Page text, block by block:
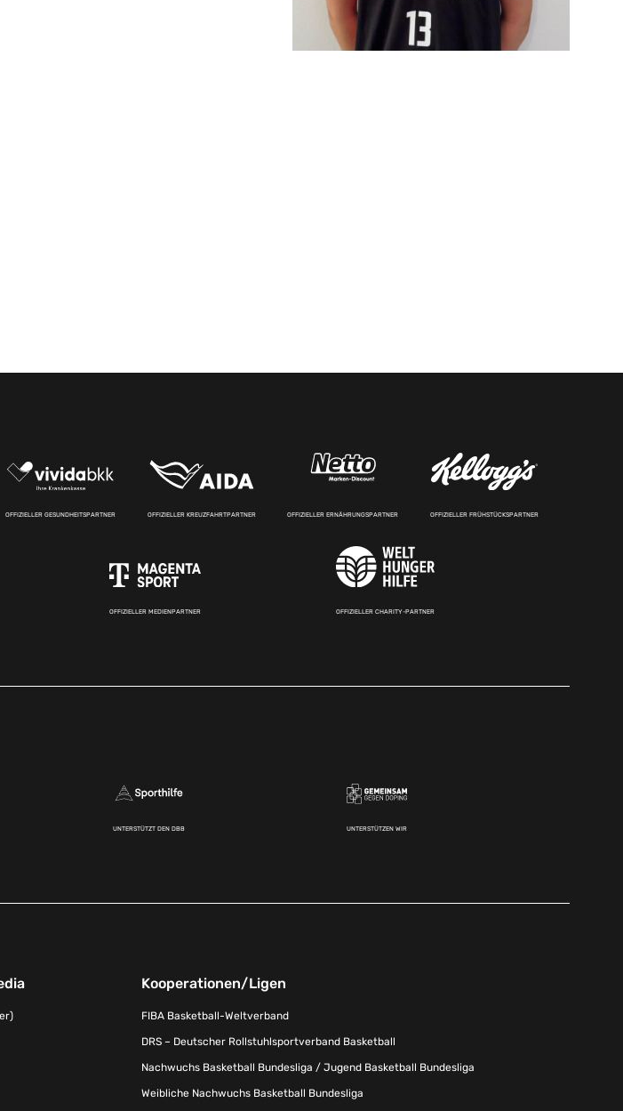
OFFIZIELLER GESUNDHEITSPARTNER OFFIZIELLER KREUZFAHRTPARTNER OFFIZIELLER ERNÄHRUNGSPARTNER OFFIZIELLER FRÜHSTÜCKSPARTNER
OFFIZIELLER MEDIENPARTNER OFFIZIELLER CHARITY-PARTNER
UNTERSTÜTZT DEN DBB UNTERSTÜTZEN WIR
Kooperationen/Ligen
FIBA Basketball-Weltverband
DRS – Deutscher Rollstuhlsportverband Basketball
Nachwuchs Basketball Bundesliga / Jugend Basketball Bundesliga
Weibliche Nachwuchs Basketball Bundesliga